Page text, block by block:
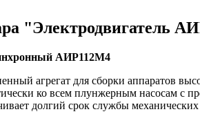
"Электродвигатель
АИР112М4
агрегат для сборки аппаратов
ко всем плунжерным насосам с
долгий срок службы